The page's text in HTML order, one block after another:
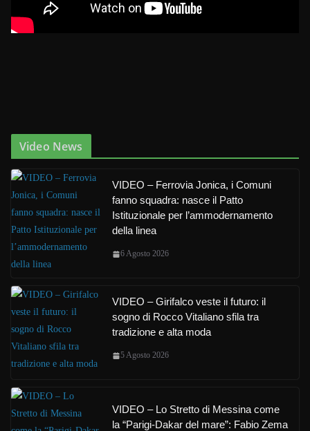
Video News
VIDEO – Ferrovia Jonica, i Comuni
fanno squadra: nasce il Patto
Istituzionale per l’ammodernamento
della linea
6 Agosto 2026
VIDEO – Girifalco veste il futuro: il
sogno di Rocco Vitaliano sfila tra
tradizione e alta moda
5 Agosto 2026
VIDEO – Lo Stretto di Messina come
la “Parigi-Dakar del mare”: Fabio Zema